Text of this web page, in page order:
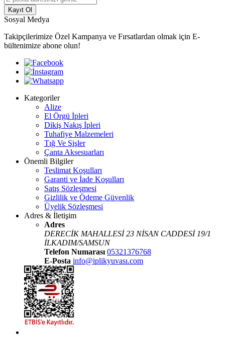
Kayıt Ol
Sosyal Medya
Takipçilerimize Özel Kampanya ve Fırsatlardan olmak için E-
bültenimize abone olun!
Kategoriler
Alize
El Örgü İpleri
Dikiş Nakış İpleri
Tuhafiye Malzemeleri
Tığ Ve Şişler
Çanta Aksesuarları
Önemli Bilgiler
Teslimat Koşulları
Garanti ve İade Koşulları
Satış Sözleşmesi
Gizlilik ve Ödeme Güvenlik
Üyelik Sözleşmesi
Adres & İletişim
Adres
DERECİK MAHALLESİ 23 NİSAN CADDESİ 19/1
İLKADIM/SAMSUN
Telefon Numarası 05321376768
E-Posta info@iplikyuvası.com